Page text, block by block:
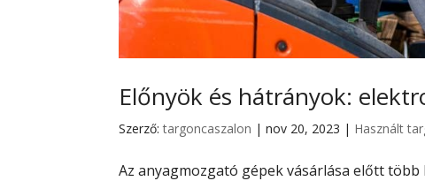
Előnyök és hátrányok:
Szerző:targoncaszalon |nov 20, 2023 | Használt
Az anyagmozgató gépek vásárlása előtt